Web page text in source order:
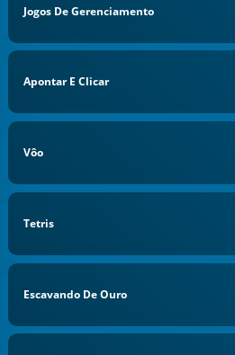
Jogos De Gerenciamento
Apontar E Clicar
Vôo
Tetris
Escavando De Ouro